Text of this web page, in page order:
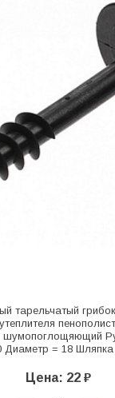
тарельчатый
шумопоглощяющий
= 18 Шляпка
Цена: 22 ₽